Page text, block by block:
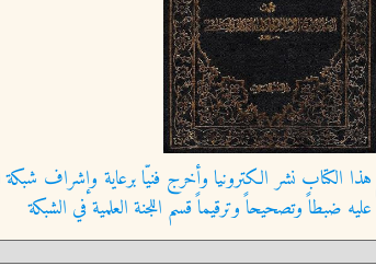
هذا الكتاب نشر الكترونيا وأخرج فنيّا برعاية وإشراف
عليه ضبطاً وتصحيحاً وترقيماً قسم اللجنة العلمية في الشبكة